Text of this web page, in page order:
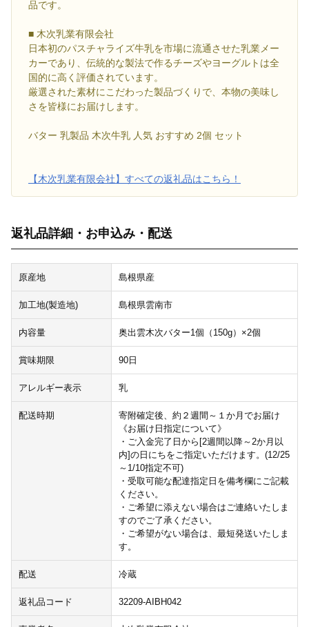
品です。
■ 木次乳業有限会社
日本初のパスチャライズ牛乳を市場に流通させた乳業メー
カーであり、伝統的な製法で作るチーズやヨーグルトは全
国的に高く評価されています。
厳選された素材にこだわった製品づくりで、本物の美味し
さを皆様にお届けします。
バター 乳製品 木次牛乳 人気 おすすめ 2個 セット
【木次乳業有限会社】すべての返礼品はこちら！
返礼品詳細・お申込み・配送
原産地 島根県産
加工地(製造地) 島根県雲南市
内容量 奥出雲木次バター1個（150g）×2個
賞味期限 90日
アレルギー表示 乳
配送時期
寄附確定後、約２週間～１か月でお届け
《お届け日指定について》
・ご入金完了日から[2週間以降～2か月以
内]の日にちをご指定いただけます。(12/25
～1/10指定不可)
・受取可能な配達指定日を備考欄にご記載
ください。
・ご希望に添えない場合はご連絡いたしま
すのでご了承ください。
・ご希望がない場合は、最短発送いたしま
す。
配送 冷蔵
返礼品コード 32209-AIBH042